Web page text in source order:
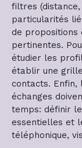
filtres
particularités
de propositions
pertinentes.
étudier les
établir une
contacts. Enfin,
échanges
temps: définir
essentielles et
téléphonique,